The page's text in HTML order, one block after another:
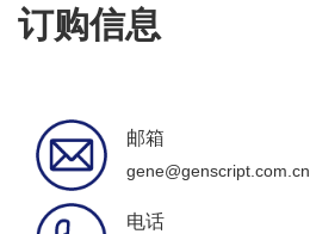
订购信息
邮箱
gene@genscript.com.cn
电话